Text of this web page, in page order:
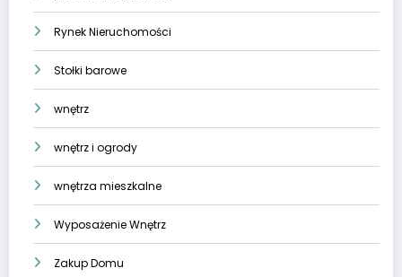
Rynek Nieruchomości
Stołki barowe
wnętrz
wnętrz i ogrody
wnętrza mieszkalne
Wyposażenie Wnętrz
Zakup Domu